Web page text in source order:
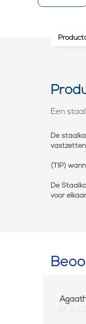
Een
De
(TIP)
De
voor
17, Jul,